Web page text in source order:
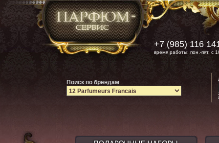
+7 (985) 116
время работы: пон.-пят. с
Поиск по брендам